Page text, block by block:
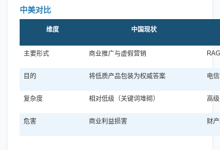
中美对比
维度 中国现状
主要形式 商业推广与虚假营销
目的 将低质产品包装为权威答案 电
复杂度 相对低级（关键词堆砌） 高
危害 商业利益损害 财